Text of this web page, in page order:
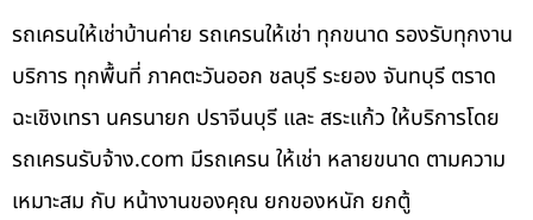
รถเครนให้เช่าบ้านค่าย รถเครนให้เช่า ทุกขนาด รองรับทุกงาน
บริการ ทุกพื้นที่ ภาคตะวันออก ชลบุรี ระยอง จันทบุรี ตราด
ฉะเชิงเทรา นครนายก ปราจีนบุรี และ สระแก้ว ให้บริการโดย
รถเครนรับจ้าง.com มีรถเครน ให้เช่า หลายขนาด ตามความ
เหมาะสม กับ หน้างานของคุณ ยกของหนัก ยกตู้